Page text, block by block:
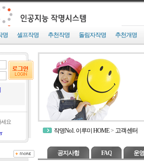
명 셀프작명 추천작명 돌림자작명 추천개명
세요
작명No1. 이루미 HOME> 고객센터
공지사항 FAQ 운